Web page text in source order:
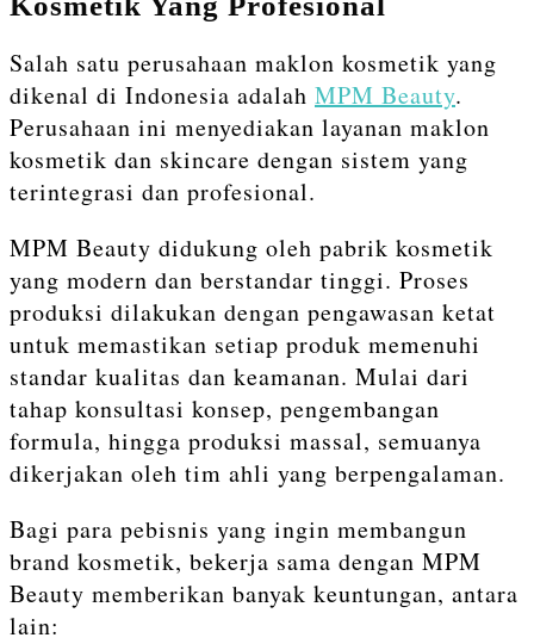
Salah satu perusahaan maklon kosmetik yang
dikenal di Indonesia adalah MPM Beauty.
Perusahaan ini menyediakan layanan maklon
kosmetik dan skincare dengan sistem yang
terintegrasi dan profesional.
MPM Beauty didukung oleh pabrik kosmetik
yang modern dan berstandar tinggi. Proses
produksi dilakukan dengan pengawasan ketat
untuk memastikan setiap produk memenuhi
standar kualitas dan keamanan. Mulai dari
tahap konsultasi konsep, pengembangan
formula, hingga produksi massal, semuanya
dikerjakan oleh tim ahli yang berpengalaman.
Bagi para pebisnis yang ingin membangun
brand kosmetik, bekerja sama dengan MPM
Beauty memberikan banyak keuntungan, antara
lain: